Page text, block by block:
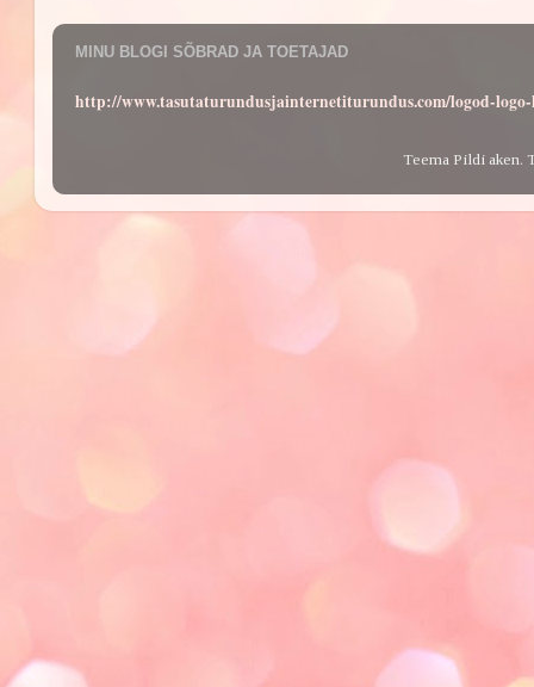
MINU BLOGI SÕBRAD JA TOETAJAD
http://www.tasutaturundusjainternetiturundus.com/logod-
Teema Pildi aken.